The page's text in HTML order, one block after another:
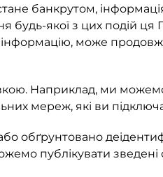
банкрутом,
якої з цих подій ця
інформацію, може
Наприклад, ми
мереж, які ви
обґрунтовано
публікувати зведені